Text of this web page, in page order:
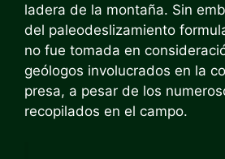
ladera de la montaña. Sin
del paleodeslizamiento
no fue tomada en
geólogos involucrados en la
presa, a pesar de los
recopilados en el campo.